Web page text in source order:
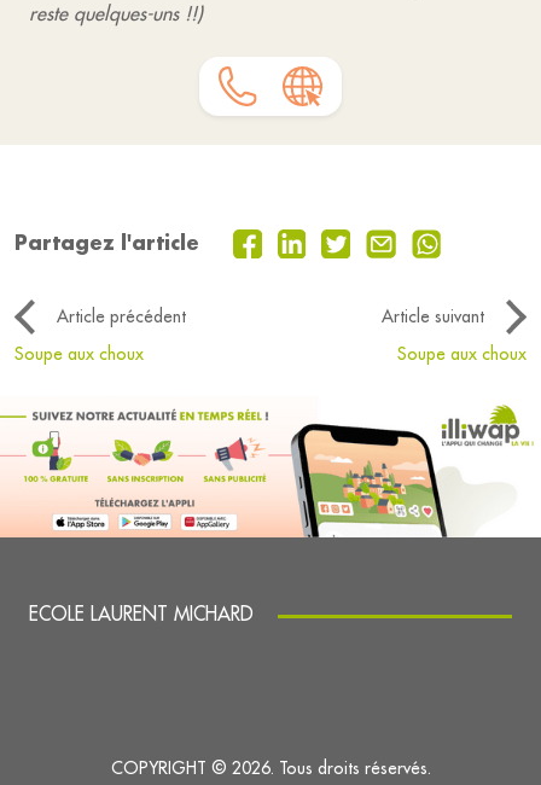
reste quelques-uns !!)
Partagez l'article
Article précédent
Article suivant
Soupe aux choux
Soupe aux choux
ECOLE LAURENT MICHARD
COPYRIGHT © 2026. Tous droits réservés.